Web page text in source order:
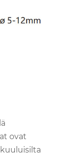
ovat